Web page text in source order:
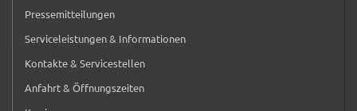
Pressemitteilungen
Serviceleistungen & Informationen
Kontakte & Servicestellen
Anfahrt & Öffnungszeiten